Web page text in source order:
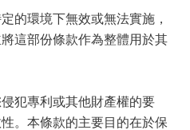
的環境下無效或無法實施，
這部份條款作為整體用於其
犯專利或其他財產權的要
。本條款的主要目的在於保